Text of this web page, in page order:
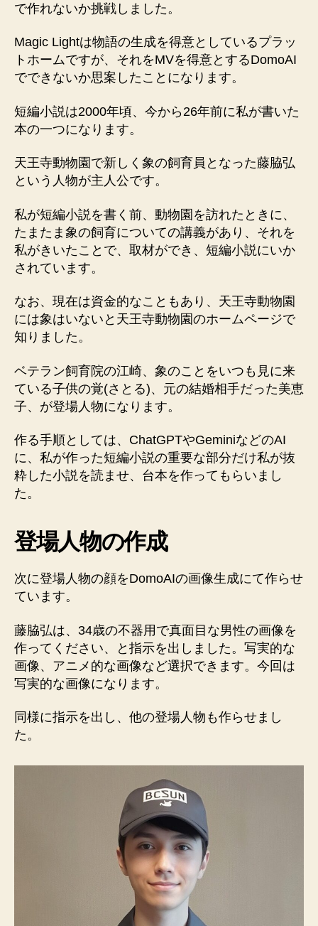
で作れないか挑戦しました。
Magic Lightは物語の生成を得意としているプラッ
トホームですが、それをMVを得意とするDomoAI
でできないか思案したことになります。
短編小説は2000年頃、今から26年前に私が書いた
本の一つになります。
天王寺動物園で新しく象の飼育員となった藤脇弘
という人物が主人公です。
私が短編小説を書く前、動物園を訪れたときに、
たまたま象の飼育についての講義があり、それを
私がきいたことで、取材ができ、短編小説にいか
されています。
なお、現在は資金的なこともあり、天王寺動物園
には象はいないと天王寺動物園のホームページで
知りました。
ベテラン飼育院の江崎、象のことをいつも見に来
ている子供の覚(さとる)、元の結婚相手だった美恵
子、が登場人物になります。
作る手順としては、ChatGPTやGeminiなどのAI
に、私が作った短編小説の重要な部分だけ私が抜
粋した小説を読ませ、台本を作ってもらいまし
た。
登場人物の作成
次に登場人物の顔をDomoAIの画像生成にて作らせ
ています。
藤脇弘は、34歳の不器用で真面目な男性の画像を
作ってください、と指示を出しました。写実的な
画像、アニメ的な画像など選択できます。今回は
写実的な画像になります。
同様に指示を出し、他の登場人物も作らせまし
た。